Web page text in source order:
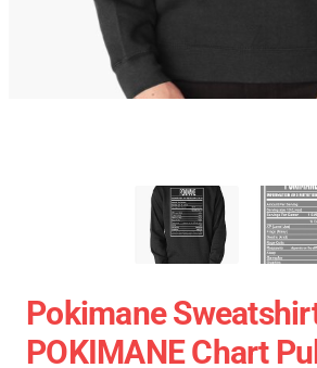
Pokimane
POKIMANE Chart